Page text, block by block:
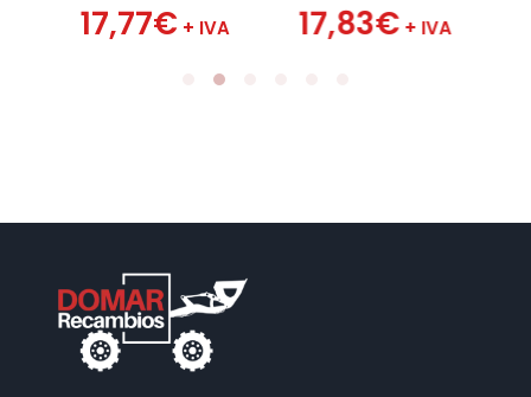
17,77€ + IVA 17,83€ + IVA